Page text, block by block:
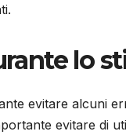
lo
evitare alcuni
evitare di